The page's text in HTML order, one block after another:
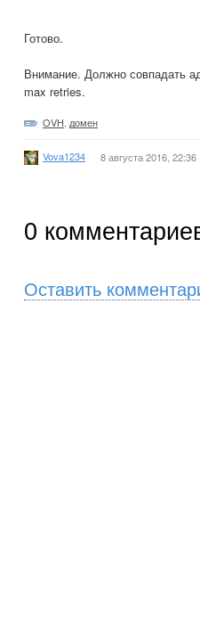
Готово.
Внимание. Должно совпадать
max retries.
OVH домен
Vova1234 8 августа 2016, 22:36
0
Оставить